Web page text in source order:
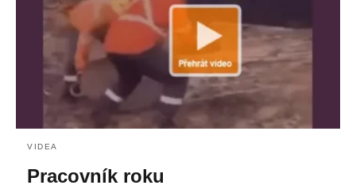
VIDEA
Pracovník roku